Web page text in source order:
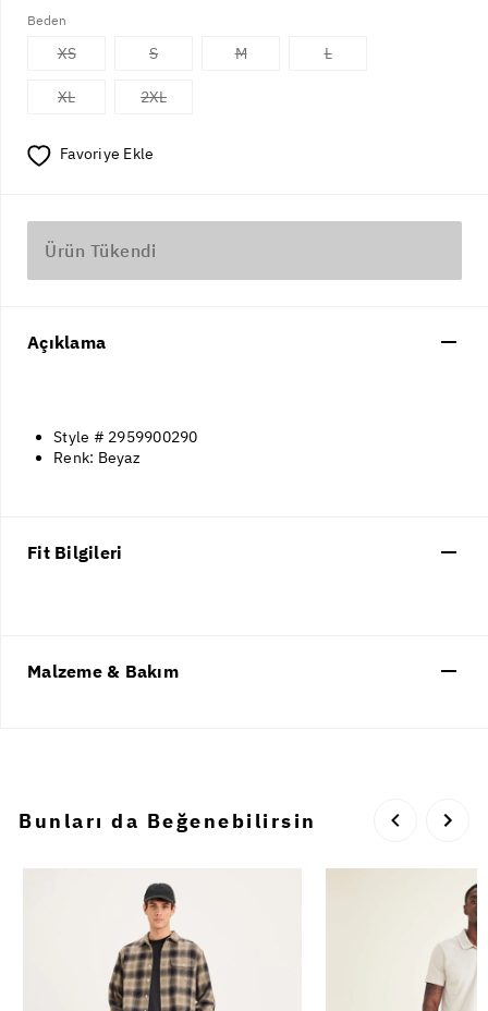
Beden
XS S M L
XL 2XL
Favoriye Ekle
Ürün Tükendi
Açıklama
Style # 2959900290
Renk: Beyaz
Fit Bilgileri
Malzeme & Bakım
Bunları da Beğenebilirsin